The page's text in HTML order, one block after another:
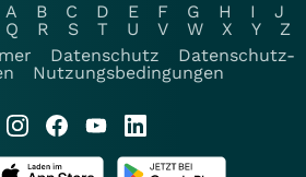
A B C D E F G H I
J
Q R S T U V W X Y
Z
Datenschutz
Datenschutz-
Nutzungsbedingungen